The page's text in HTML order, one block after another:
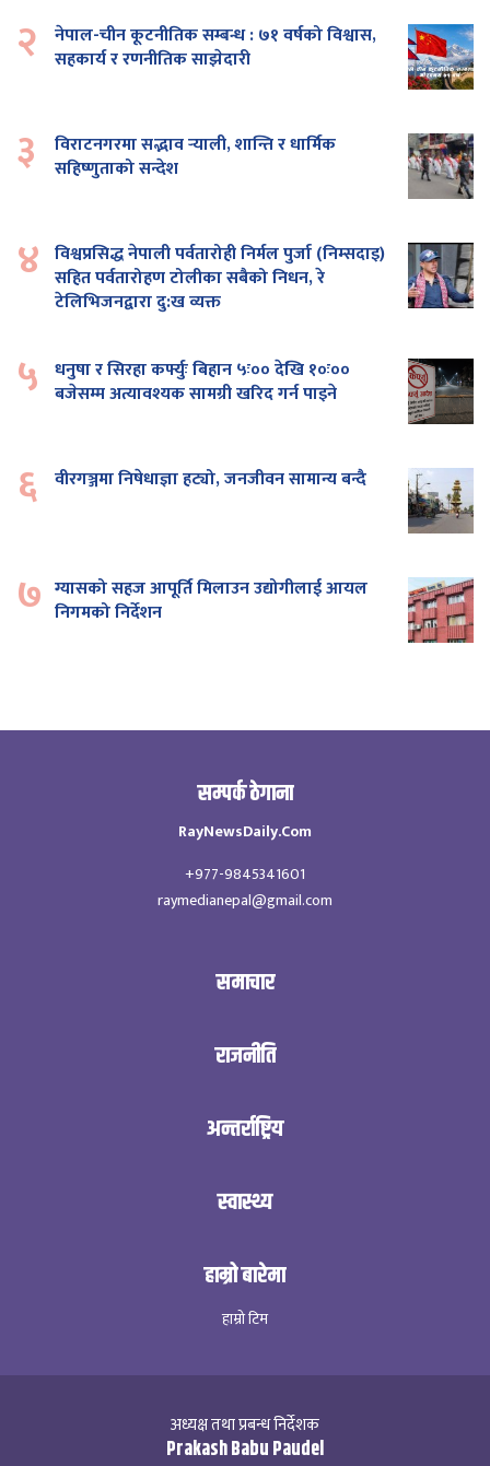
२
नेपाल-चीन कूटनीतिक सम्बन्ध : ७१ वर्षको विश्वास,
सहकार्य र रणनीतिक साझेदारी
३
विराटनगरमा सद्भाव र्‍याली, शान्ति र धार्मिक
सहिष्णुताको सन्देश
४ विश्वप्रसिद्ध नेपाली पर्वतारोही निर्मल पुर्जा (निम्सदाइ)
सहित पर्वतारोहण टोलीका सबैको निधन, रे
टेलिभिजनद्वारा दु:ख व्यक्त
५ धनुषा र सिरहा कर्फ्युः बिहान ५ः०० देखि १०ः००
बजेसम्म अत्यावश्यक सामग्री खरिद गर्न पाइने
६ वीरगञ्जमा निषेधाज्ञा हट्यो, जनजीवन सामान्य बन्दै
७ ग्यासको सहज आपूर्ति मिलाउन उद्योगीलाई आयल
निगमको निर्देशन
सम्पर्क ठेगाना
RayNewsDaily.Com
+977-9845341601
raymedianepal@gmail.com
समाचार
राजनीति
अन्तर्राष्ट्रिय
स्वास्थ्य
हाम्रो बारेमा
हाम्रो टिम
अध्यक्ष तथा प्रबन्ध निर्देशक
Prakash Babu Paudel